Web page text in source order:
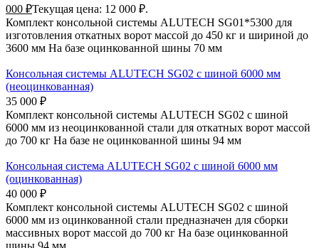
000 ₽Текущая цена: 12 000 ₽.
Комплект консольной системы ALUTECH SG01*5300 для
изготовления откатных ворот массой до 450 кг и шириной до
3600 мм На базе оцинкованной шины 70 мм
Консольная системы ALUTECH SG02 с шиной 6000 мм
(неоцинкованная)
35 000 ₽
Комплект консольной системы ALUTECH SG02 с шиной
6000 мм из неоцинкованной стали для откатных ворот массой
до 700 кг На базе не оцинкованной шины 94 мм
Консольная система ALUTECH SG02 с шиной 6000 мм
(оцинкованная)
40 000 ₽
Комплект консольной системы ALUTECH SG02 с шиной
6000 мм из оцинкованной стали предназначен для сборки
массивных ворот массой до 700 кг На базе оцинкованной
шины 94 мм